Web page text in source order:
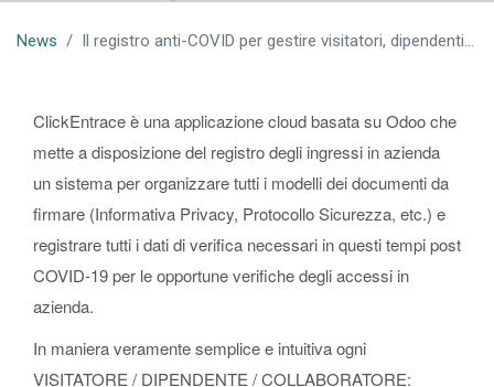
News Il registro anti-COVID per gestire visitatori, dipendenti e sanificazioni
ClickEntrace è una applicazione cloud basata su Odoo che
mette a disposizione del registro degli ingressi in azienda
un sistema per organizzare tutti i modelli dei documenti da
firmare (Informativa Privacy, Protocollo Sicurezza, etc.) e
registrare tutti i dati di verifica necessari in questi tempi post
COVID-19 per le opportune verifiche degli accessi in
azienda.
In maniera veramente semplice e intuitiva ogni
VISITATORE / DIPENDENTE / COLLABORATORE: